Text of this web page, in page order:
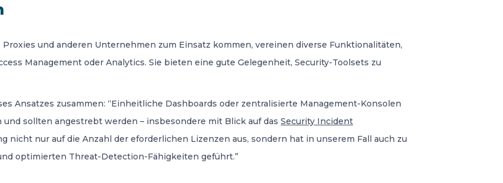
und anderen Unternehmen zum Einsatz kommen, vereinen diverse Funktionalitäten,
Management oder Analytics. Sie bieten eine gute Gelegenheit, Security-Toolsets zu
Ansatzes zusammen: “Einheitliche Dashboards oder zentralisierte Management-Konsolen
sollten angestrebt werden – insbesondere mit Blick auf das Security Incident
nicht nur auf die Anzahl der eforderlichen Lizenzen aus, sondern hat in unserem Fall auch zu
optimierten Threat-Detection-Fähigkeiten geführt.”